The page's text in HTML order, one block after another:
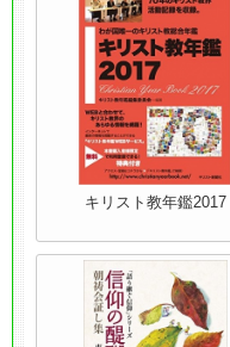
キリスト教年鑑2017